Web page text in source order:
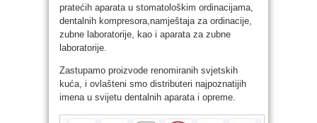
pratećih aparata u stomatološkim ordinacijama,
dentalnih kompresora,namještaja za ordinacije,
zubne laboratorije, kao i aparata za zubne
laboratorije.
Zastupamo proizvode renomiranih svjetskih
kuća, i ovlašteni smo distributeri najpoznatijih
imena u svijetu dentalnih aparata i opreme.